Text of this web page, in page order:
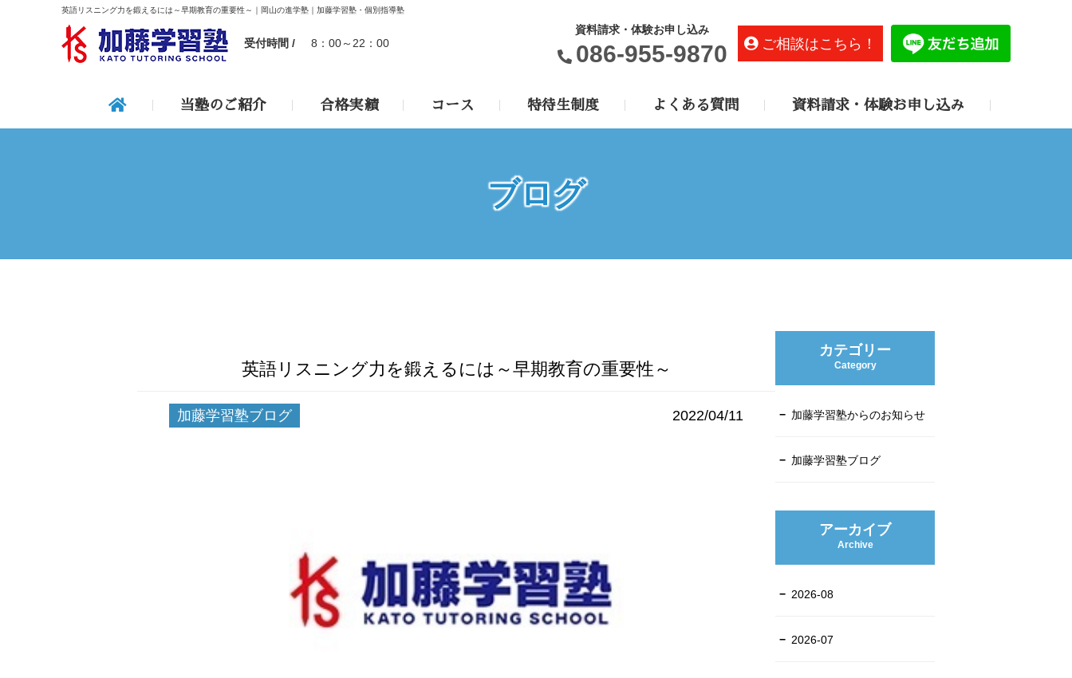
英語リスニング力を鍛えるには～早期教育の重要性～｜岡山の進学塾｜加藤学習塾・個別指導塾
受付時間 / 8：00～22：00
資料請求・体験お申し込み
086-955-9870 ご相談はこちら！
当塾のご紹介 合格実績 コース 特待生制度 よくある質問 資料請求・体験お申し込み
ブログ
英語リスニング力を鍛えるには～早期教育の重要性～
加藤学習塾ブログ 2022/04/11
カテゴリー
Category
加藤学習塾からのお知らせ
加藤学習塾ブログ
アーカイブ
Archive
2026-08
2026-07